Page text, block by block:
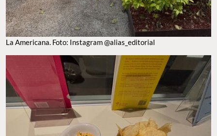
La Americana. Foto: Instagram @alias_editorial